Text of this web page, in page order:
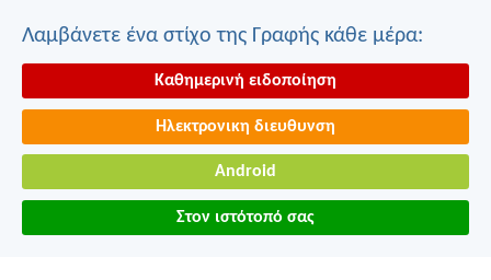
Λαμβάνετε ένα στίχο της Γραφής κάθε μέρα:
Καθημερινή ειδοποίηση
Ηλεκτρονικη διευθυνση
Android
Στον ιστότοπό σας